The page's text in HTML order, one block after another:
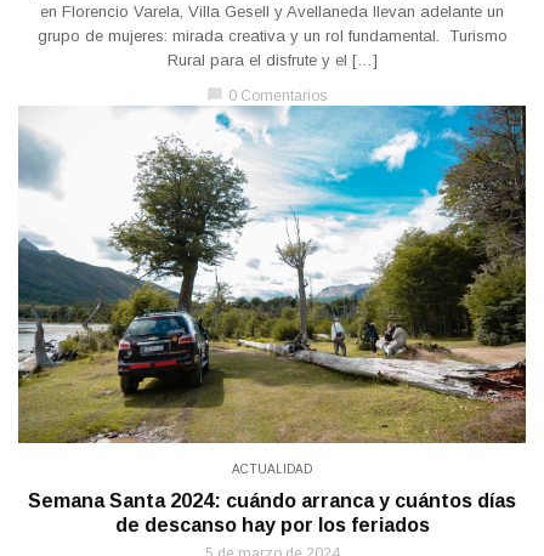
en Florencio Varela, Villa Gesell y Avellaneda llevan adelante un
grupo de mujeres: mirada creativa y un rol fundamental. Turismo
Rural para el disfrute y el […]
0 Comentarios
ACTUALIDAD
Semana Santa 2024: cuándo arranca y cuántos días
de descanso hay por los feriados